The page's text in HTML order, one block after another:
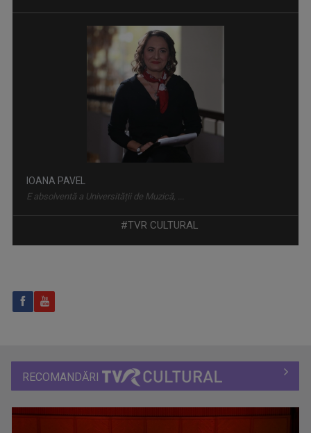
ARTA LA COLȚ DE STRADĂ
Dacă adesea emisiunile culturale sunt ...
ISTORII CU TÂLC
IOANA PAVEL
E absolventă a Universității de Muzică, ...
MIRELA NAGÂȚ
#TVR CULTURAL
RECOMANDĂRI